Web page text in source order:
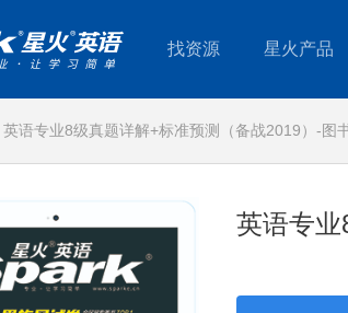
找资源 星火产品
英语专业8级真题详解+标准预测（备战2019）-图
英语专业